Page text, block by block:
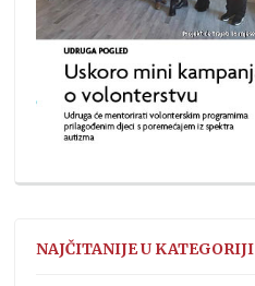
NAJČITANIJE U KATEGORIJI